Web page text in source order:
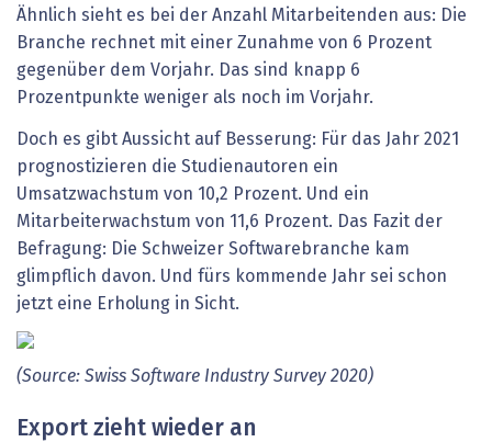
Ähnlich sieht es bei der Anzahl Mitarbeitenden aus: Die
Branche rechnet mit einer Zunahme von 6 Prozent
gegenüber dem Vorjahr. Das sind knapp 6
Prozentpunkte weniger als noch im Vorjahr.
Doch es gibt Aussicht auf Besserung: Für das Jahr 2021
prognostizieren die Studienautoren ein
Umsatzwachstum von 10,2 Prozent. Und ein
Mitarbeiterwachstum von 11,6 Prozent. Das Fazit der
Befragung: Die Schweizer Softwarebranche kam
glimpflich davon. Und fürs kommende Jahr sei schon
jetzt eine Erholung in Sicht.
(Source: Swiss Software Industry Survey 2020)
Export zieht wieder an